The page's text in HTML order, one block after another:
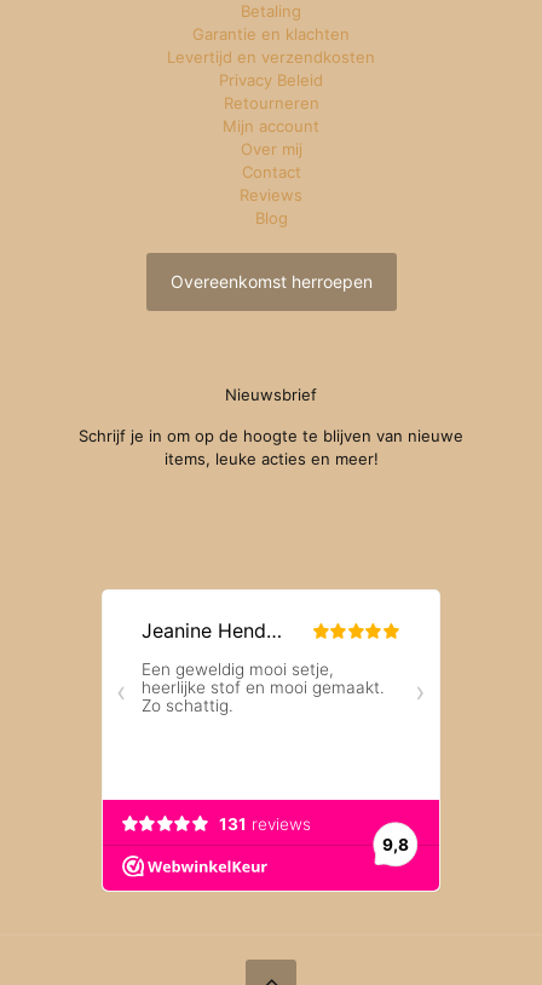
Betaling
Garantie en klachten
Levertijd en verzendkosten
Privacy Beleid
Retourneren
Mijn account
Over mij
Contact
Reviews
Blog
Overeenkomst herroepen
Nieuwsbrief
Schrijf je in om op de hoogte te blijven van nieuwe
items, leuke acties en meer!